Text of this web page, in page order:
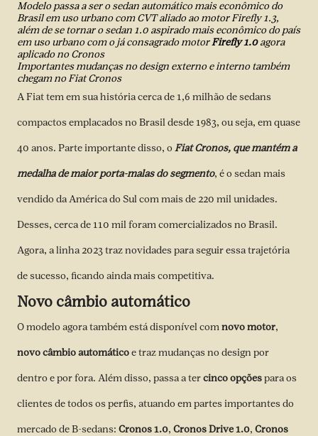
Modelo passa a ser o sedan automático mais econômico do
Brasil em uso urbano com CVT aliado ao motor Firefly 1.3,
além de se tornar o sedan 1.0 aspirado mais econômico do país
em uso urbano com o já consagrado motorFirefly 1.0agora
aplicado no Cronos
Importantes mudanças no design externo e interno também
chegam no Fiat Cronos
A Fiat tem em sua história cerca de 1,6 milhão de sedans
compactos emplacados no Brasil desde 1983, ou seja, em quase
40 anos. Parte importante disso, oFiat Cronos, que mantém a
medalha de maior porta-malas do segmento, é o sedan mais
vendido da América do Sul com mais de 220 mil unidades.
Desses, cerca de 110 mil foram comercializados no Brasil.
Agora, a linha 2023 traz novidades para seguir essa trajetória
de sucesso, ficando ainda mais competitiva.
Novo câmbio automático
O modelo agora também está disponível comnovo motor,
novo câmbioautomáticoe traz mudanças no design por
dentro e por fora. Além disso, passa a tercinco opçõespara os
clientes de todos os perfis, atuando em partes importantes do
mercado de B-sedans: Cronos 1.0, Cronos Drive 1.0, Cronos